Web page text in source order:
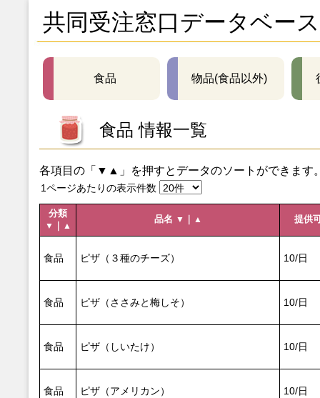
共同受注窓口データベース
食品 物品(食品以外)
食品 情報一覧
各項目の「▼▲」を押すとデータのソートができます
1ページあたりの表示件数
分類
▼ ▲
品名 ▼ ▲ 提供
食品 ピザ（３種のチーズ） 10/日
食品 ピザ（ささみと梅しそ） 10/日
食品 ピザ（しいたけ） 10/日
食品 ピザ（アメリカン） 10/日